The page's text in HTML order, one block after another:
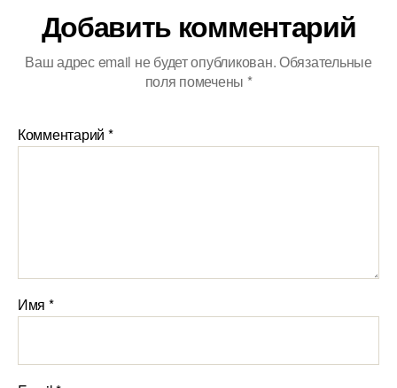
Добавить комментарий
Ваш адрес email не будет опубликован.Обязательные
поля помечены *
Комментарий *
Имя *